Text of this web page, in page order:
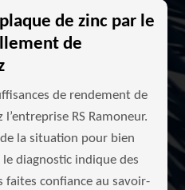
de zinc par le
de
de rendement de
RS Ramoneur.
la situation pour bien
diagnostic indique des
faites confiance au savoir-